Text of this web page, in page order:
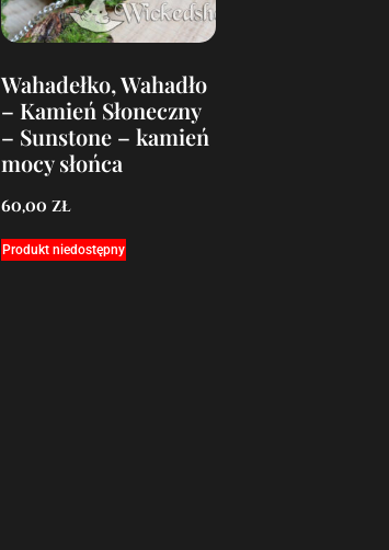
Wahadełko, Wahadło
– Kamień Słoneczny
– Sunstone – kamień
mocy słońca
60,00 zł
Produkt niedostępny